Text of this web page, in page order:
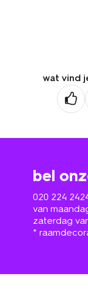
wat vind
bel
020 224
van
zaterdag
*